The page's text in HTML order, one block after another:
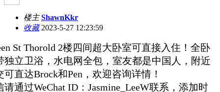
楼主 ShawnKkr
收藏2023-5-27 12:23:59
St Thorold 2楼四间超大卧室可直接入住！全卧
独立卫浴，水电网全包，室友都是中国人，附近
可直达Brock和Pen，欢迎咨询详情！
请通过WeChat ID：Jasmine_LeeW联系，添加时